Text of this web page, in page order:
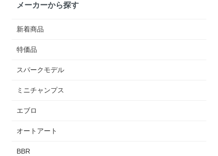
メーカーから探す
新着商品
特価品
スパークモデル
ミニチャンプス
エブロ
オートアート
BBR